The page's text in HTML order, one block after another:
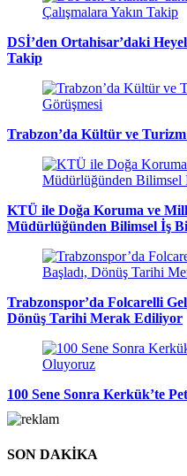
DSİ’den Ortahisar’daki
Takip
Trabzon’da Kültür ve
KTÜ ile Doğa Koruma ve
Müdürlüğünden Bilimsel İş
Trabzonspor’da Folcarelli
Dönüş Tarihi Merak Ediliyor
100 Sene Sonra Kerkük’te
SON DAKİKA